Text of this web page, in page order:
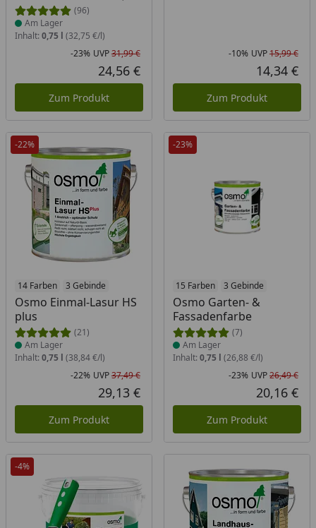
(96)
Am Lager
Inhalt: 0,75 l (32,75 €/l)
Rabatt in Prozent
-23%
Ursprünglicher Preis
UVP31,99 €
Aktueller Preis
24,56 €
Zum Produkt
-10% UVP15,99 €
14,34 €
Zum Produkt
-22%
14 Farben 3 Gebinde
Osmo Einmal-Lasur HS
plus
(21)
Produkt am Lager
Am Lager
Inhalt: 0,75 l (38,84 €/l)
Rabatt in Prozent
-22%
Ursprünglicher Preis
UVP37,49 €
Aktueller Preis
29,13 €
Zum Produkt
-23%
15 Farben 3 Gebinde
Osmo Garten- &
Fassadenfarbe
(7)
Produkt am Lager
Am Lager
Inhalt: 0,75 l (26,88 €/l)
-23% UVP26,49 €
20,16 €
Zum Produkt
-4%